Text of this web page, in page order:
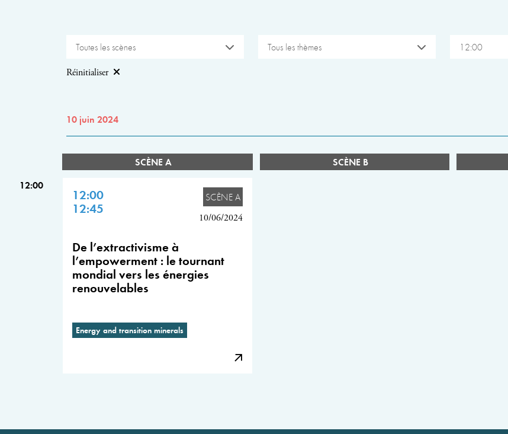
Toutes les scènes Tous les thèmes 12:00
Réinitialiser
10 juin 2024
SCÈNE A SCÈNE B
12:00
12:00
12:45
SCÈNE A
10/06/2024
De l’extractivisme à
l’empowerment : le tournant
mondial vers les énergies
renouvelables
Energy and transition minerals